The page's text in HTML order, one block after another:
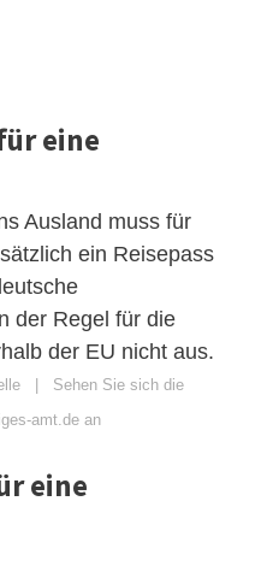
eine
Ausland muss für
ein Reisepass
der Regel für die
der EU nicht aus.
Sehen Sie sich die
amt.de an
eine